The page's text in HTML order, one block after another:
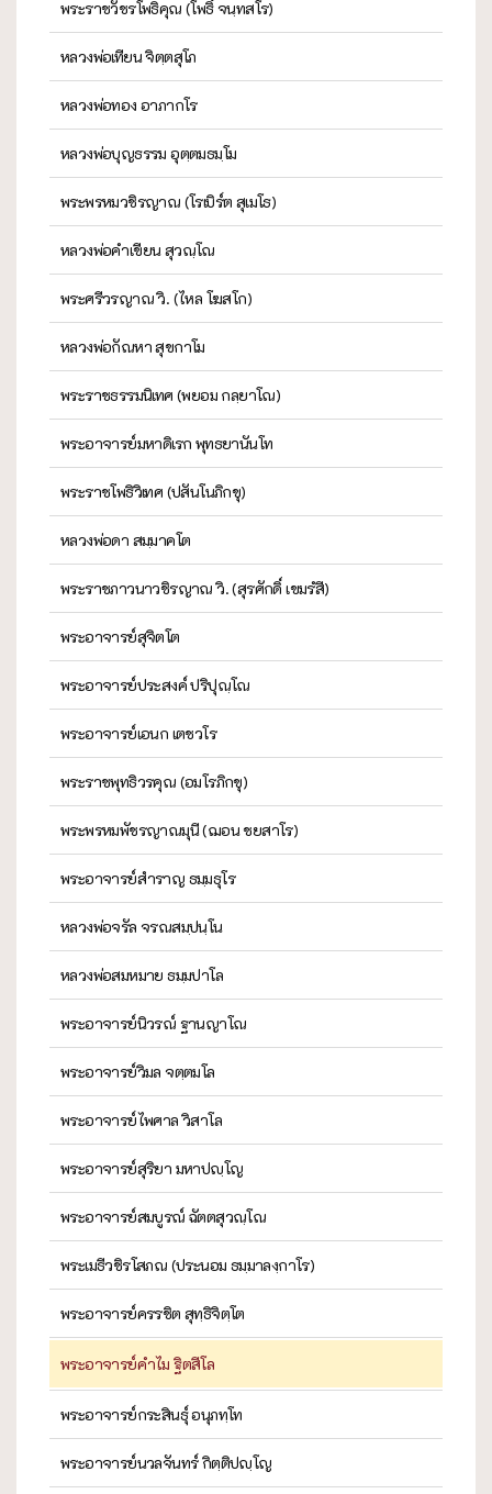
พระราชวัชรโพธิคุณ (โพธิ์ จนฺทสโร)
หลวงพ่อเทียน จิตฺตสุโภ
หลวงพ่อทอง อาภากโร
หลวงพ่อบุญธรรม อุตฺตมธมฺโม
พระพรหมวชิรญาณ (โรเบิร์ต สุเมโธ)
หลวงพ่อคำเขียน สุวณฺโณ
พระศรีวรญาณ วิ. (ไหล โฆสโก)
หลวงพ่อกัณหา สุขกาโม
พระราชธรรมนิเทศ (พยอม กลฺยาโณ)
พระอาจารย์มหาดิเรก พุทธยานันโท
พระราชโพธิวิเทศ (ปสันโนภิกขุ)
หลวงพ่อดา สมฺมาคโต
พระราชภาวนาวชิรญาณ วิ. (สุรศักดิ์ เขมรํสี)
พระอาจารย์สุจิตโต
พระอาจารย์ประสงค์ ปริปุณฺโณ
พระอาจารย์เอนก เตชวโร
พระราชพุทธิวรคุณ (อมโรภิกขุ)
พระพรหมพัชรญาณมุนี (ฌอน ชยสาโร)
พระอาจารย์สำราญ ธมฺมธุโร
หลวงพ่อจรัล จรณสมฺปนฺโน
หลวงพ่อสมหมาย ธมฺมปาโล
พระอาจารย์นิวรณ์ ฐานญาโณ
พระอาจารย์วิมล จตฺตมโล
พระอาจารย์ไพศาล วิสาโล
พระอาจารย์สุริยา มหาปญฺโญ
พระอาจารย์สมบูรณ์ ฉัตตสุวณฺโณ
พระเมธีวชิรโสภณ (ประนอม ธมฺมาลงฺกาโร)
พระอาจารย์ครรชิต สุทฺธิจิตฺโต
พระอาจารย์คำไม ฐิตสีโล
พระอาจารย์กระสินธุ์ อนุภทฺโท
พระอาจารย์นวลจันทร์ กิตฺติปญฺโญ